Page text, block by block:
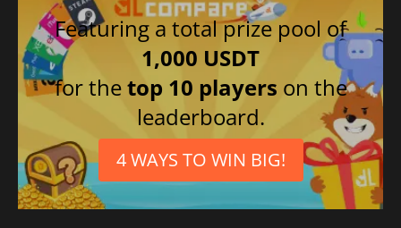
Featuring a total prize pool of
1,000 USDT
for thetop 10 players on the
leaderboard.
4 WAYS TO WIN BIG!